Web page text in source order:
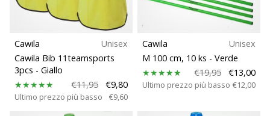
Cawila
Unisex
Cawila Bib 11teamsports
3pcs - Giallo
€11,95
€9,80
Ultimo prezzo più basso €9,60
Cawila
Unisex
M 100 cm, 10 ks - Verde
€19,95
€13,00
Ultimo prezzo più basso €12,00